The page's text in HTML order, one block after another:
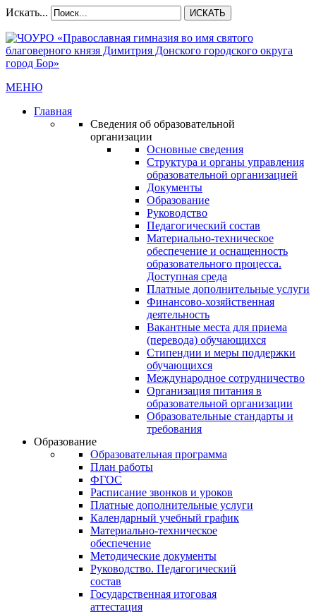
Искать... ИСКАТЬ
МЕНЮ
Главная
Сведения об образовательной
организации
Основные сведения
Структура и органы управления
образовательной организацией
Документы
Образование
Руководство
Педагогический состав
Материально-техническое
обеспечение и оснащенность
образовательного процесса.
Доступная среда
Платные дополнительные услуги
Финансово-хозяйственная
деятельность
Вакантные места для приема
(перевода) обучающихся
Стипендии и меры поддержки
обучающихся
Международное сотрудничество
Организация питания в
образовательной организации
Образовательные стандарты и
требования
Образование
Образовательная программа
План работы
ФГОС
Расписание звонков и уроков
Платные дополнительные услуги
Календарный учебный график
Материально-техническое
обеспечение
Методические документы
Руководство. Педагогический
состав
Государственная итоговая
аттестация